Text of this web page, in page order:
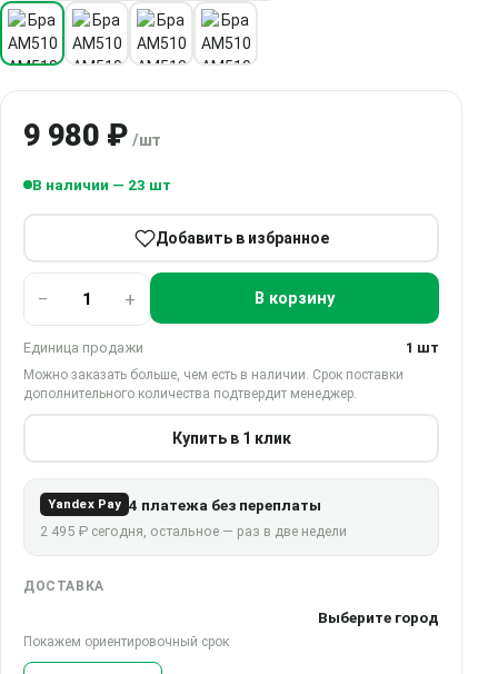
9 980 ₽ /шт
В наличии — 23 шт
Добавить в избранное
− + В корзину
Единица продажи 1 шт
Можно заказать больше, чем есть в наличии. Срок поставки
дополнительного количества подтвердит менеджер.
Купить в 1 клик
Yandex Pay 4 платежа без переплаты
2 495 ₽ сегодня, остальное — раз в две недели
ДОСТАВКА
Выберите город
Покажем ориентировочный срок